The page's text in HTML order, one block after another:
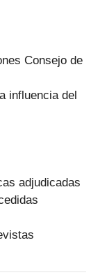
Consejo de
influencia del
adjudicadas